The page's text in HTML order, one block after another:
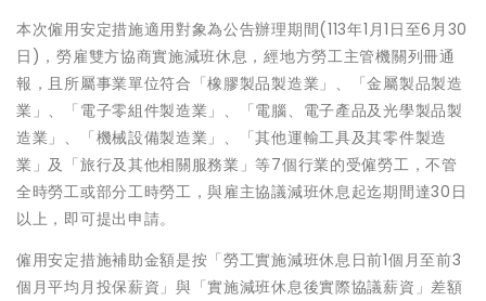
本次僱用安定措施適用對象為公告辦理期間(113年1月1日至6月30
日)，勞雇雙方協商實施減班休息，經地方勞工主管機關列冊通
報，且所屬事業單位符合「橡膠製品製造業」、「金屬製品製造
業」、「電子零組件製造業」、「電腦、電子產品及光學製品製
造業」、「機械設備製造業」、「其他運輸工具及其零件製造
業」及「旅行及其他相關服務業」等7個行業的受僱勞工，不管
全時勞工或部分工時勞工，與雇主協議減班休息起迄期間達30日
以上，即可提出申請。
僱用安定措施補助金額是按「勞工實施減班休息日前1個月至前3
個月平均月投保薪資」與「實施減班休息後實際協議薪資」差額